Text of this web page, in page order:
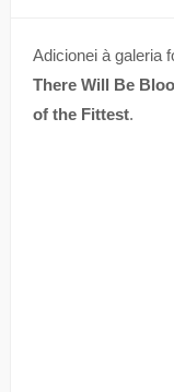
Adicionei à galeria
There Will Be
of the Fittest.